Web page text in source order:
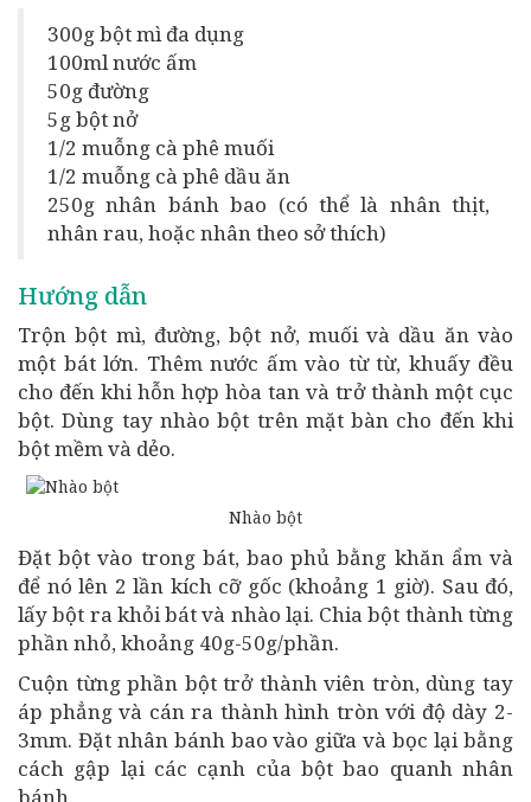
300g bột mì đa dụng
100ml nước ấm
50g đường
5g bột nở
1/2 muỗng cà phê muối
1/2 muỗng cà phê dầu ăn
250g nhân bánh bao (có thể là nhân thịt,
nhân rau, hoặc nhân theo sở thích)
Hướng dẫn
Trộn bột mì, đường, bột nở, muối và dầu ăn vào
một bát lớn. Thêm nước ấm vào từ từ, khuấy đều
cho đến khi hỗn hợp hòa tan và trở thành một cục
bột. Dùng tay nhào bột trên mặt bàn cho đến khi
bột mềm và dẻo.
Nhào bột
Đặt bột vào trong bát, bao phủ bằng khăn ẩm và
để nó lên 2 lần kích cỡ gốc (khoảng 1 giờ). Sau đó,
lấy bột ra khỏi bát và nhào lại. Chia bột thành từng
phần nhỏ, khoảng 40g-50g/phần.
Cuộn từng phần bột trở thành viên tròn, dùng tay
áp phẳng và cán ra thành hình tròn với độ dày 2-
3mm. Đặt nhân bánh bao vào giữa và bọc lại bằng
cách gập lại các cạnh của bột bao quanh nhân